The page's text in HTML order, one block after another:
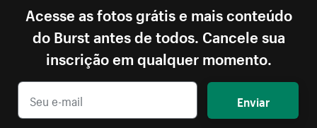
Acesse as fotos grátis e mais conteúdo
do Burst antes de todos. Cancele sua
inscrição em qualquer momento.
Enviar